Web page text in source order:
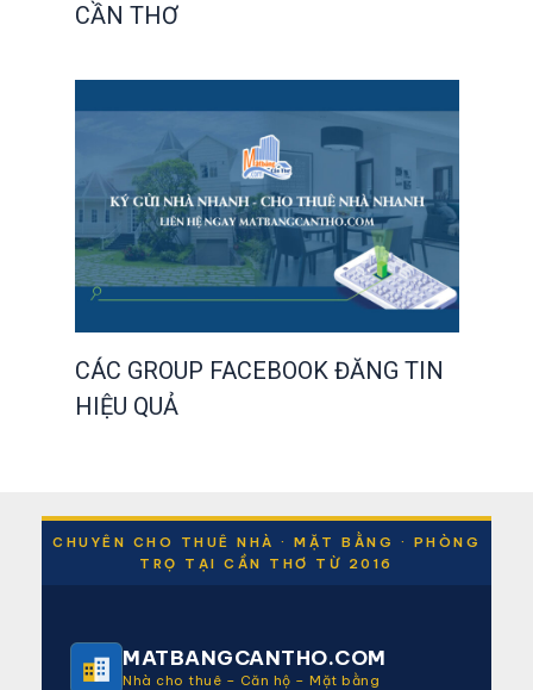
CẦN THƠ
CÁC GROUP FACEBOOK ĐĂNG TIN
HIỆU QUẢ
CHUYÊN CHO THUÊ NHÀ · MẶT BẰNG · PHÒNG
TRỌ TẠI CẦN THƠ TỪ 2016
MATBANGCANTHO.COM
Nhà cho thuê – Căn hộ – Mặt bằng